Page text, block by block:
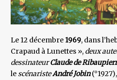
Le 12 décembre1969, dans
Crapaud à Lunettes », deux
dessinateurClaude de
lescénaristeAndré Jobin